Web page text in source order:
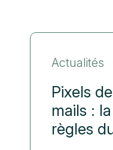
Actualités
Pixels
mails :
règles